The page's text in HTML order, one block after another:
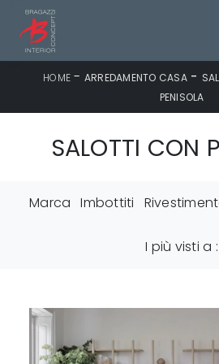
HOME - ARREDAMENTO CASA-
PENISOLA
SALOTTI CON
Marca Imbottiti
I più visti a :